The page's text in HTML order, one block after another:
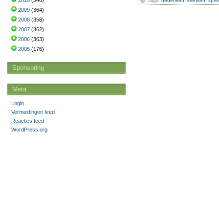
2009 (364)
2008 (358)
2007 (362)
2006 (363)
2005 (176)
Sponsoring
Meta
Login
Vermeldingen feed
Reacties feed
WordPress.org